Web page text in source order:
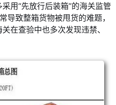
用“先放行后装箱”的海关监管
导致整箱货物被甩货的难题，
在查验中也多次发现违禁、